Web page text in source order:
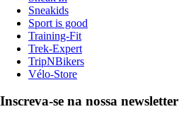
Sneakids
Sport is good
Training-Fit
Trek-Expert
TripNBikers
Vélo-Store
Inscreva-se na nossa newsletter